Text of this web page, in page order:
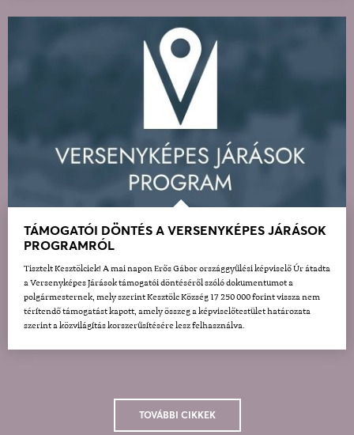
TÁMOGATÓI DÖNTÉS A VERSENYKÉPES JÁRÁSOK
PROGRAMRÓL
Tisztelt Kesztölciek! A mai napon Erős Gábor országgyűlési képviselő Úr átadta
a Versenyképes Járások támogatói döntéséről szóló dokumentumot a
polgármesternek, mely szerint Kesztölc Község 17 250 000 forint vissza nem
térítendő támogatást kapott, amely összeg a képviselőtestület határozata
szerint a közvilágítás korszerűsítésére lesz felhasználva.
TOVÁBBI CIKKEK